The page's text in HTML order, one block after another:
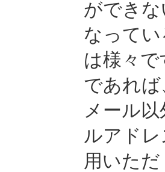
ができ
なって
は様々
であれ
メール
ルアド
用いた